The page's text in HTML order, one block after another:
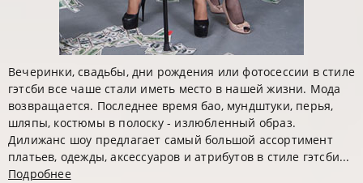
Вечеринки, свадьбы, дни рождения или фотосессии в стиле
гэтсби все чаше стали иметь место в нашей жизни. Мода
возвращается. Последнее время бао, мундштуки, перья,
шляпы, костюмы в полоску - излюбленный образ.
Дилижанс шоу предлагает самый большой ассортимент
платьев, одежды, аксессуаров и атрибутов в стиле гэтсби...
Подробнее